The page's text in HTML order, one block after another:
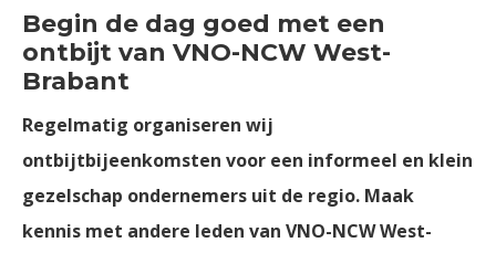
Begin de dag goed met een
ontbijt van VNO-NCW West-
Brabant
Regelmatig organiseren wij
ontbijtbijeenkomsten voor een informeel en klein
gezelschap ondernemers uit de regio. Maak
kennis met andere leden van VNO-NCW West-